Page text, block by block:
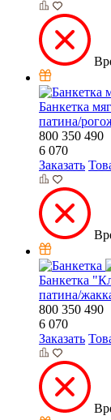
Банкетка
патина/
800 350 490
6 070
Заказать
Банкетка
патина/
800 350 490
6 070
Заказать